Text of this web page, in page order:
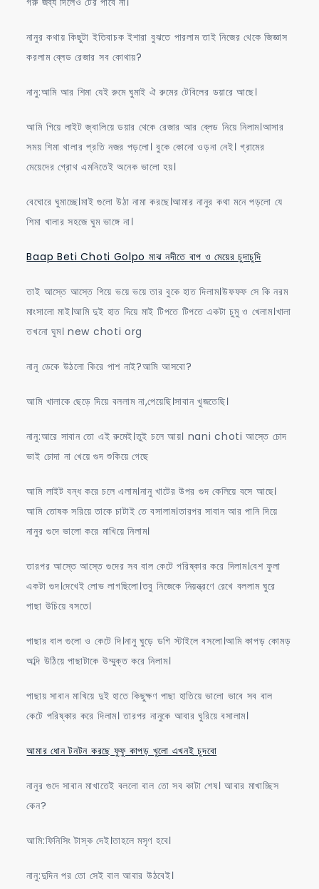
নানুর কথায় কিছুটা ইতিবাচক ইশারা বুঝতে পারলাম তাই নিজের থেকে জিজ্ঞাস
করলাম ব্লেড রেজার সব কোথায়?
নানু:আমি আর শিমা যেই রুমে ঘুমাই ঐ রুমের টেবিলের ডয়ারে আছে।
আমি গিয়ে লাইট জ্বালিয়ে ডয়ার থেকে রেজার আর ব্লেড নিয়ে নিলাম।আসার
সময় শিমা খালার প্রতি নজর পড়লো। বুকে কোনো ওড়না নেই। গ্রামের
মেয়েদের গ্রোথ এমনিতেই অনেক ভালো হয়।
বেঘোরে ঘুমাচ্ছে।মাই গুলো উঠা নামা করছে।আমার নানুর কথা মনে পড়লো যে
শিমা খালার সহজে ঘুম ভাঙ্গে না।
Baap Beti Choti Golpo মাঝ নদীতে বাপ ও মেয়ের চুদাচুদি
তাই আস্তে আস্তে গিয়ে ভয়ে ভয়ে তার বুকে হাত দিলাম।উফফফ সে কি নরম
মাংসালো মাই।আমি দুই হাত দিয়ে মাই টিপতে টিপতে একটা চুমু ও খেলাম।খালা
তখনো ঘুম। new choti org
নানু ডেকে উঠলো কিরে পাশ নাই?আমি আসবো?
আমি খালাকে ছেড়ে দিয়ে বললাম না,পেয়েছি।সাবান খুজতেছি।
নানু:আরে সাবান তো এই রুমেই।তুই চলে আয়। nani choti আস্তে চোদ
ভাই চোদা না খেয়ে গুদ শুকিয়ে গেছে
আমি লাইট বন্ধ করে চলে এলাম।নানু খাটের উপর গুদ কেলিয়ে বসে আছে।
আমি তোষক সরিয়ে তাকে চাটাই তে বসালাম।তারপর সাবান আর পানি দিয়ে
নানুর গুদে ভালো করে মাখিয়ে নিলাম।
তারপর আস্তে আস্তে গুদের সব বাল কেটে পরিষ্কার করে দিলাম।বেশ ফুলা
একটা গুদ।দেখেই লোভ লাগছিলো।তবু নিজেকে নিয়ন্ত্রণে রেখে বললাম ঘুরে
পাছা উচিয়ে বসতে।
পাছার বাল গুলো ও কেটে দি।নানু ঘুড়ে ডগি স্টাইলে বসলো।আমি কাপড় কোমড়
অব্দি উঠিয়ে পাছাটাকে উম্মুক্ত করে নিলাম।
পাছায় সাবান মাখিয়ে দুই হাতে কিছুক্ষণ পাছা হাতিয়ে ভালো ভাবে সব বাল
কেটে পরিষ্কার করে দিলাম। তারপর নানুকে আবার ঘুরিয়ে বসালাম।
আমার ধোন টনটন করছে ফুফু কাপড় খুলো এখনই চুদবো
নানুর গুদে সাবান মাখাতেই বললো বাল তো সব কাটা শেষ। আবার মাখাচ্ছিস
কেন?
আমি:ফিনিসিং টাস্ক দেই।তাহলে মসৃণ হবে।
নানু:দুদিন পর তো সেই বাল আবার উঠবেই।